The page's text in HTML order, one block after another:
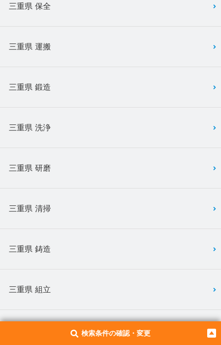
検索条件の確認・変更
三重県 保全
三重県 運搬
三重県 鍛造
三重県 洗浄
三重県 研磨
三重県 清掃
三重県 鋳造
三重県 組立